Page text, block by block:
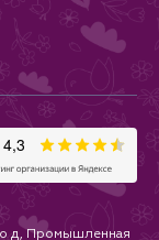
д, Промышленная